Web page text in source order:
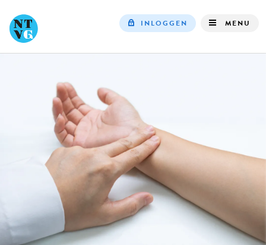
INLOGGEN MENU